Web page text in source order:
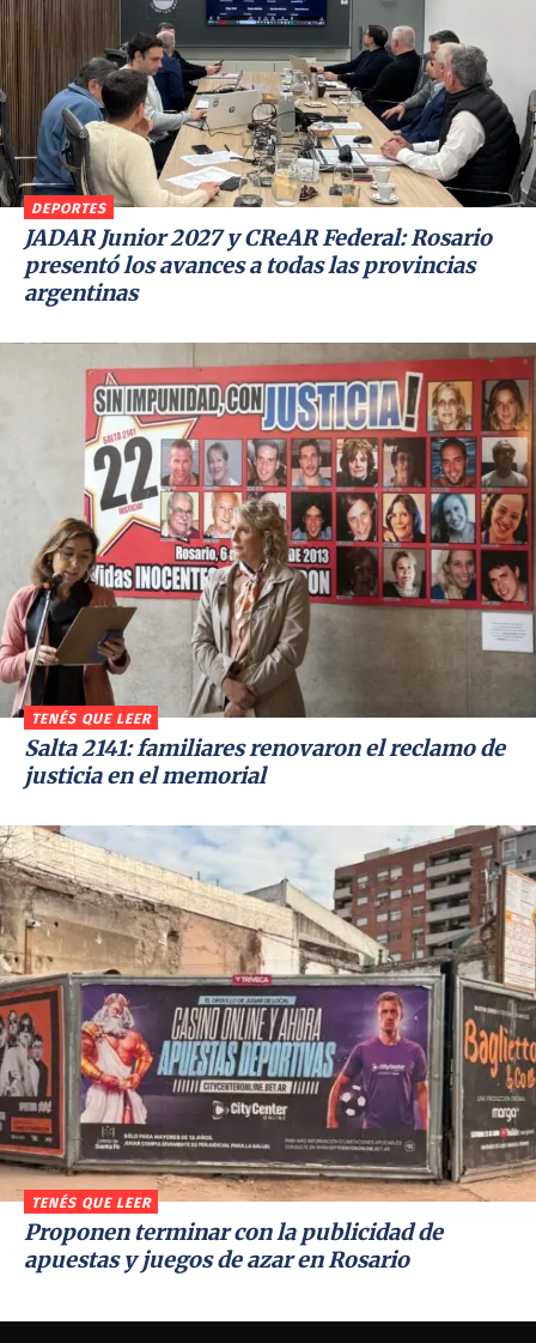
DEPORTES
JADAR Junior 2027 y CReAR Federal: Rosario
presentó los avances a todas las provincias
argentinas
TENÉS QUE LEER
Salta 2141: familiares renovaron el reclamo de
justicia en el memorial
TENÉS QUE LEER
Proponen terminar con la publicidad de
apuestas y juegos de azar en Rosario